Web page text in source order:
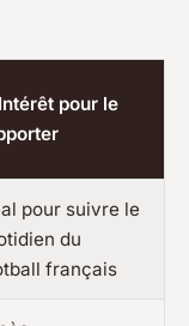
pour le
pour suivre le
du
français